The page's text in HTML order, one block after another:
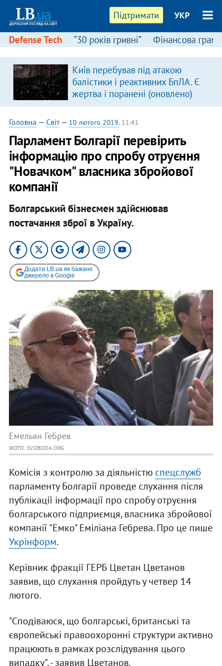
Підтримати УКР
Defense Tech “30 років гривні” Фінансова
Київ перебував під атакою
балістики і реактивних БпЛА. Є
жертва і поранені (оновлено)
Головна — Світ— 10 лютого 2019, 11:41
Парламент Болгарії перевірить
інформацію про спробу отруєння
"Новачком" власника збройової
компанії
Болгарський бізнесмен здійснював
постачання зброї в Україну.
Додати LB.ua як бажане
джерело в Google
Емельян Гебрев
ФОТО: SVOBODA.ORG
Комісія з контролю за діяльністю спецслужб
парламенту Болгарії проведе слухання після
публікації інформації про спробу отруєння
болгарського підприємця, власника збройової
компанії "Емко" Еміліана Гебрева. Про це пише
Укрінформ.
Керівник фракції ГЕРБ Цветан Цветанов
заявив, що слухання пройдуть у четвер 14
лютого.
"Сподіваюся, що болгарські, британські та
європейські правоохоронні структури активно
працюють в рамках розслідування цього
випадку", - заявив Цветанов.